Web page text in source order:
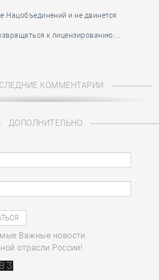
Нацобъединений и не двинется
к лицензированию…
КОММЕНТАРИИ
ДОПОЛНИТЕЛЬНО
Важные новости
отрасли России!